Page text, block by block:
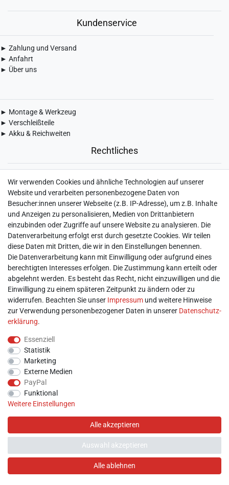
Kundenservice
► Zahlung und Versand
► Anfahrt
► Über uns
► Montage & Werkzeug
► Verschleißteile
► Akku & Reichweiten
Rechtliches
► Impressum
► Daten­schutz­erklärung
► AGB & Kundeninformation
► Barrierefreiheitserklärung
► Batterieentsorgung
► Kontakt
Mein Konto
► Registrieren
► Login
► Warenkorb
► Zur Kasse
Wir verwenden Cookies und ähnliche Technologien auf unserer
Website und verarbeiten personenbezogene Daten von
Besucher:innen unserer Webseite (z.B. IP-Adresse), um z.B. Inhalte
und Anzeigen zu personalisieren, Medien von Drittanbietern
einzubinden oder Zugriffe auf unsere Website zu analysieren. Die
Datenverarbeitung erfolgt erst durch gesetzte Cookies. Wir teilen
diese Daten mit Dritten, die wir in den Einstellungen benennen.
Die Datenverarbeitung kann mit Einwilligung oder aufgrund eines
berechtigten Interesses erfolgen. Die Zustimmung kann erteilt oder
abgelehnt werden. Es besteht das Recht, nicht einzuwilligen und die
Einwilligung zu einem späteren Zeitpunkt zu ändern oder zu
widerrufen. Beachten Sie unser Impressum und weitere Hinweise
zur Verwendung personenbezogener Daten in unserer Daten­schutz­
erklärung.
Essenziell
Statistik
Marketing
Externe Medien
PayPal
Funktional
Weitere Einstellungen
Alle akzeptieren
Alle ablehnen
Auswahl akzeptieren